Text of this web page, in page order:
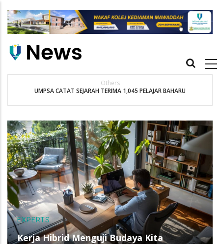
main
Main
Others
UMPSA CATAT SEJARAH TERIMA 1,045 PELAJAR BAHARU
EXPERTS
Kerja Hibrid Menguji Budaya Kita